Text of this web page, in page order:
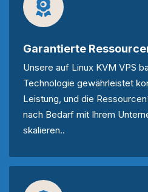
Garantierte
Unsere auf Linux KVM VPS
Technologie gewährleistet
Leistung, und die
nach Bedarf mit Ihrem
skalieren..